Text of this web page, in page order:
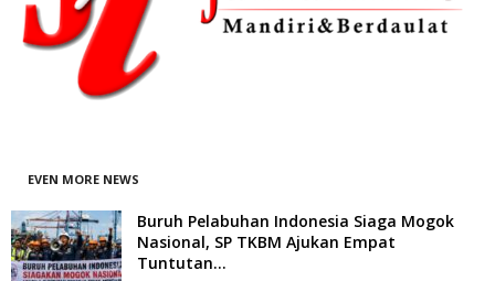
EVEN MORE NEWS
Buruh Pelabuhan Indonesia Siaga Mogok
Nasional, SP TKBM Ajukan Empat
Tuntutan...